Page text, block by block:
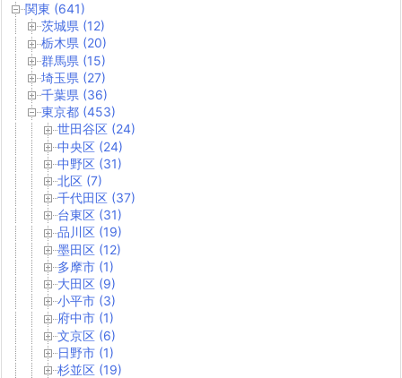
関東 (641)
茨城県 (12)
栃木県 (20)
群馬県 (15)
埼玉県 (27)
千葉県 (36)
東京都 (453)
世田谷区 (24)
中央区 (24)
中野区 (31)
北区 (7)
千代田区 (37)
台東区 (31)
品川区 (19)
墨田区 (12)
多摩市 (1)
大田区 (9)
小平市 (3)
府中市 (1)
文京区 (6)
日野市 (1)
杉並区 (19)